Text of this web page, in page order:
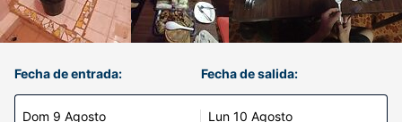
Fecha de entrada:
Dom 9 Agosto
Fecha de salida:
Lun 10 Agosto